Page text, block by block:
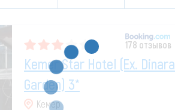
178 отзывов
Kemer Star Hotel (ex. Dinara
Garden) 3*
Кемер